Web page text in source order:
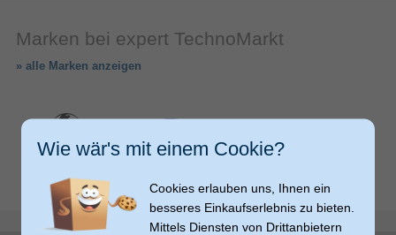
Marken bei expert TechnoMarkt
» alle Marken anzeigen
Wie wär's mit einem Cookie?
Cookies erlauben uns, Ihnen ein
besseres Einkaufserlebnis zu bieten.
Mittels Diensten von Drittanbietern